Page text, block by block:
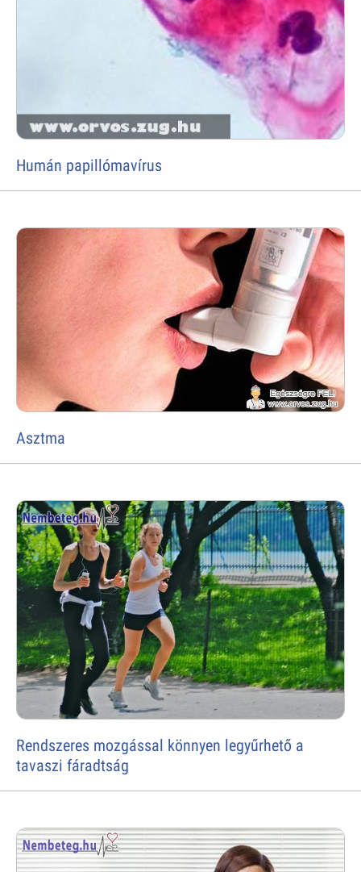
Humán papillómavírus
Asztma
Rendszeres mozgással könnyen legyűrhető a
tavaszi fáradtság